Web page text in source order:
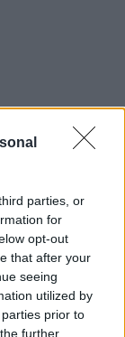
parties, or
for
opt-out
that after your
seeing
utilized by
prior to
further